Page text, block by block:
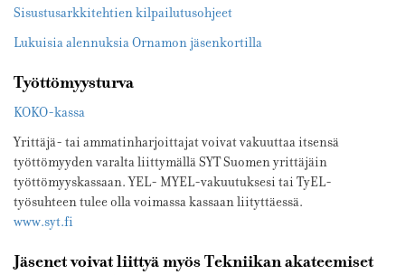
Sisustusarkkitehtien kilpailutusohjeet
Lukuisia alennuksia Ornamon jäsenkortilla
Työttömyysturva
KOKO-kassa
Yrittäjä- tai ammatinharjoittajat voivat vakuuttaa itsensä
työttömyyden varalta liittymällä SYT Suomen yrittäjäin
työttömyyskassaan. YEL- MYEL-vakuutuksesi tai TyEL-
työsuhteen tulee olla voimassa kassaan liityttäessä.
www.syt.fi
Jäsenet voivat liittyä myös Tekniikan akateemiset